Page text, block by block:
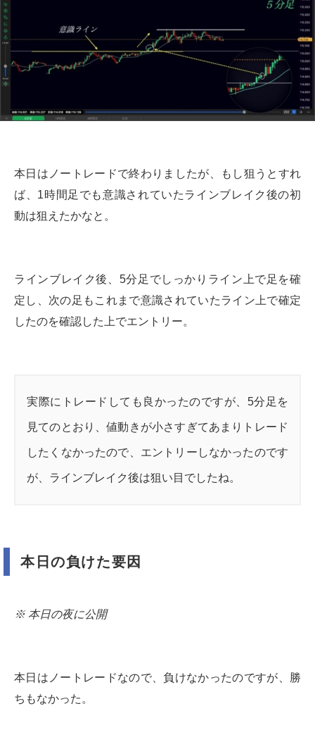
本日はノートレードで終わりましたが、もし狙うとすれ
ば、1時間足でも意識されていたラインブレイク後の初
動は狙えたかなと。
ラインブレイク後、5分足でしっかりライン上で足を確
定し、次の足もこれまで意識されていたライン上で確定
したのを確認した上でエントリー。
実際にトレードしても良かったのですが、5分足を
見てのとおり、値動きが小さすぎてあまりトレード
したくなかったので、エントリーしなかったのです
が、ラインブレイク後は狙い目でしたね。
本日の負けた要因
※ 本日の夜に公開
本日はノートレードなので、負けなかったのですが、勝
ちもなかった。